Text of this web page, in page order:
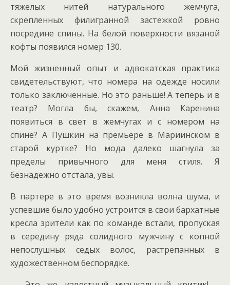
тяжелых нитей натурального жемчуга,
скрепленных филигранной застежкой ровно
посредине спины. На белой поверхности вязаной
кофты появился номер 130.
Мой жизненный опыт и адвокатская практика
свидетельствуют, что номера на одежде носили
только заключенные. Но это раньше! А теперь и в
театр? Могла бы, скажем, Анна Каренина
появиться в свет в жемчугах и с номером на
спине? А Пушкин на премьере в Мариинском в
старой куртке? Но мода далеко шагнула за
пределы привычного для меня стиля. Я
безнадежно отстала, увы.
В партере в это время возникла волна шума, и
успевшие было удобно устроится в свои бархатные
кресла зрители как по команде встали, пропуская
в середину ряда солидного мужчину с копной
непослушных седых волос, растрепанных в
художественном беспорядке.